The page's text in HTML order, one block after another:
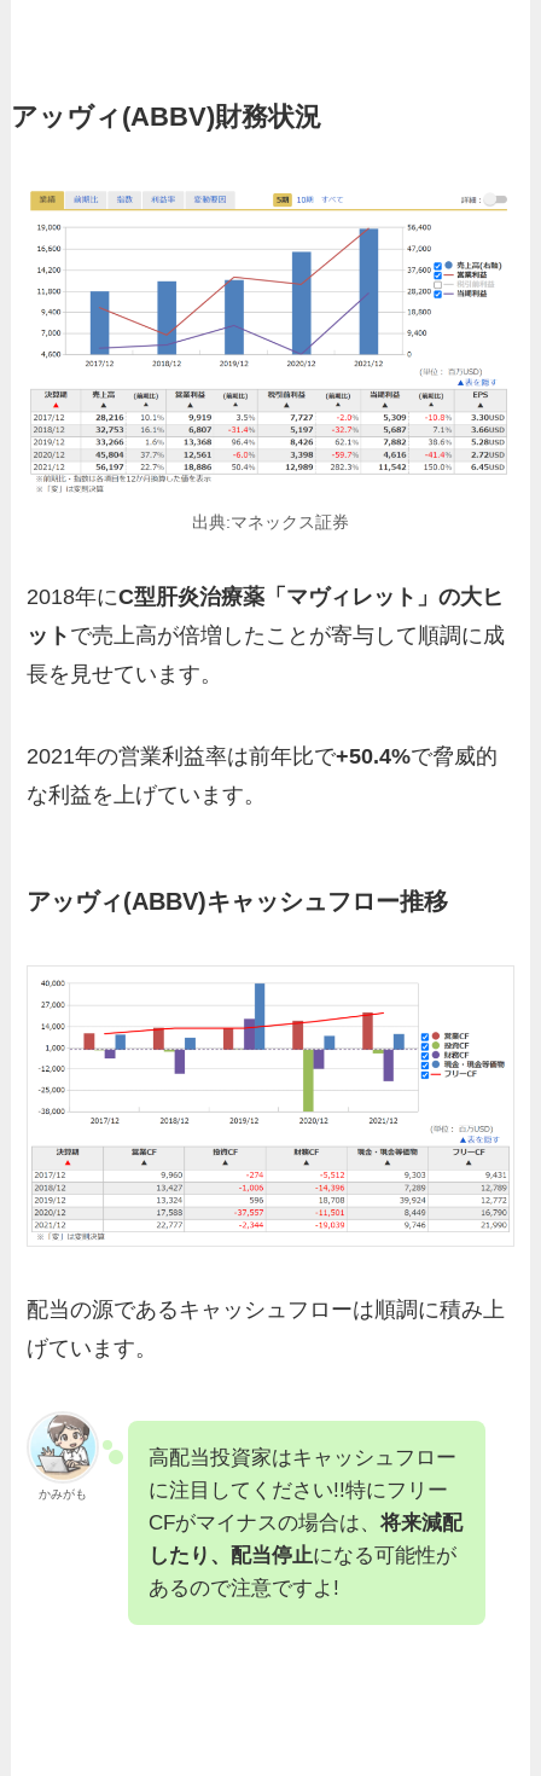
アッヴィ (ABBV)財務状況
出典:マネックス証券
2018年にC型肝炎治療薬「マヴィレット」の大ヒ
ット で売上高が倍増したことが寄与して順調に成
長を見せています。
2021年の営業利益率は前年比で+50.4%で脅威的
な利益を上げています。
アッヴィ(ABBV)キャッシュフロー推移
配当の源であるキャッシュフローは順調に積み上
げています。
かみがも
高配当投資家はキャッシュフロー
に注目してください!!特にフリー
CFがマイナスの場合は、将来減配
したり、配当停止になる可能性が
あるので注意ですよ!